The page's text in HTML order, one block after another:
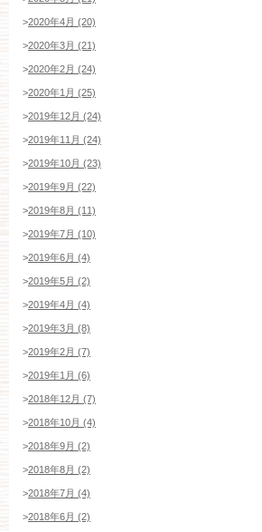
>2020年4月 (20)
>2020年3月 (21)
>2020年2月 (24)
>2020年1月 (25)
>2019年12月 (24)
>2019年11月 (24)
>2019年10月 (23)
>2019年9月 (22)
>2019年8月 (11)
>2019年7月 (10)
>2019年6月 (4)
>2019年5月 (2)
>2019年4月 (4)
>2019年3月 (8)
>2019年2月 (7)
>2019年1月 (6)
>2018年12月 (7)
>2018年10月 (4)
>2018年9月 (2)
>2018年8月 (2)
>2018年7月 (4)
>2018年6月 (2)